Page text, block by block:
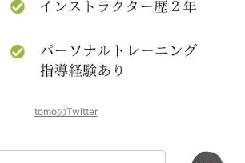
tomoのTwitter